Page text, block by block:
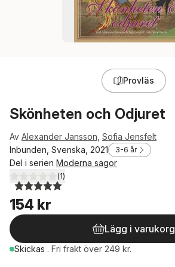
Provläs
Skönheten och Odjuret
Av Alexander Jansson Sofia Jensfelt
Inbunden, Svenska, 2021
3-6 år
Del i serien Moderna sagor
5,0utav 5 stjärnor. Totalt antal röster:
(1)
154 kr
Lägg i varukorg
Skickas . Fri frakt över 249 kr.